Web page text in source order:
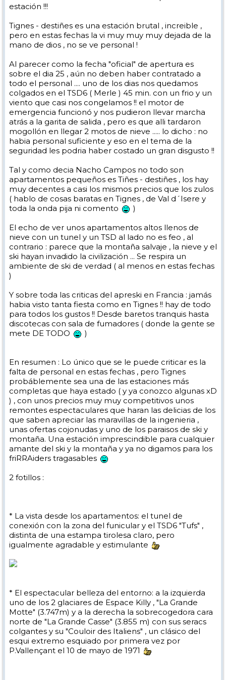
estación !!!
Tignes - destiñes es una estación brutal , increible ,
pero en estas fechas la vi muy muy muy dejada de la
mano de dios , no se ve personal !
Al parecer como la fecha "oficial" de apertura es
sobre el dia 25 , aún no deben haber contratado a
todo el personal .... uno de los dias nos quedamos
colgados en el TSD6 ( Merle ) 45 min. con un frio y un
viento que casi nos congelamos !! el motor de
emergencia funcionó y nos pudieron llevar marcha
atrás a la garita de salida , pero es que alli tardaron
mogollón en llegar 2 motos de nieve ..... lo dicho : no
habia personal suficiente y eso en el tema de la
seguridad les podria haber costado un gran disgusto !!
Tal y como decia Nacho Campos no todo son
apartamentos pequeños es Tiñes - destiñes , los hay
muy decentes a casi los mismos precios que los zulos
( hablo de cosas baratas en Tignes , de Val d´Isere y
toda la onda pija ni comento
)
El echo de ver unos apartamentos altos llenos de
nieve con un tunel y un TSD al lado no es feo , al
contrario : parece que la montaña salvaje , la nieve y el
ski hayan invadido la civilización ... Se respira un
ambiente de ski de verdad ( al menos en estas fechas
)
Y sobre toda las criticas del apreski en Francia : jamás
habia visto tanta fiesta como en Tignes !! hay de todo
para todos los gustos !! Desde baretos tranquis hasta
discotecas con sala de fumadores ( donde la gente se
mete DE TODO
)
En resumen : Lo único que se le puede criticar es la
falta de personal en estas fechas , pero Tignes
probáblemente sea una de las estaciones más
completas que haya estado ( y ya conozco algunas xD
) , con unos precios muy muy competitivos unos
remontes espectaculares que haran las delicias de los
que saben apreciar las maravillas de la ingenieria ,
unas ofertas cojonudas y uno de los paraisos de ski y
montaña. Una estación imprescindible para cualquier
amante del ski y la montaña y ya no digamos para los
friRRAiders tragasables
2 fotillos :
* La vista desde los apartamentos: el tunel de
conexión con la zona del funicular y el TSD6 "Tufs" ,
distinta de una estampa tirolesa claro, pero
igualmente agradable y estimulante
* El espectacular belleza del entorno: a la izquierda
uno de los 2 glaciares de Espace Killy , "La Grande
Motte" (3.747m) y a la derecha la sobrecogedora cara
norte de "La Grande Casse" (3.855 m) con sus seracs
colgantes y su "Couloir des Italiens" , un clásico del
esqui extremo esquiado por primera vez por
P.Vallençant el 10 de mayo de 1971